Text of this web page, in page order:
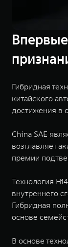
Гибридная
китайского
достижения в
China SAE
возглавляет
премии
Технология
внутреннего
Гибридная
основе
В основе